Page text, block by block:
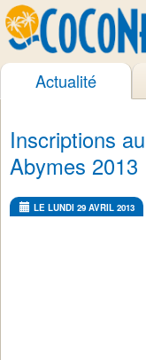
Actualité
Inscriptions
Abymes 2013
LE LUNDI 29 AVRIL 2013